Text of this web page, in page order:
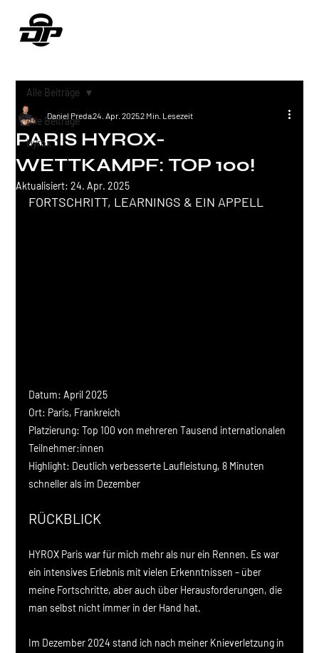
Alle Beiträge
Hyrox
Alle Beiträge
PARIS HYROX-
WETTKAMPF: TOP 100!
Daniel Preda24. Apr. 20252 Min. Lesezeit
Aktualisiert:24. Apr. 2025
FORTSCHRITT, LEARNINGS & EIN APPELL
Datum: April 2025
Ort: Paris, Frankreich
Platzierung: Top 100 von mehreren Tausend internationalen
Teilnehmer:innen
Highlight: Deutlich verbesserte Laufleistung, 8 Minuten
schneller als im Dezember
RÜCKBLICK
HYROX Paris war für mich mehr als nur ein Rennen. Es war
ein intensives Erlebnis mit vielen Erkenntnissen – über
meine Fortschritte, aber auch über Herausforderungen, die
man selbst nicht immer in der Hand hat.
Im Dezember 2024 stand ich nach meiner Knieverletzung in